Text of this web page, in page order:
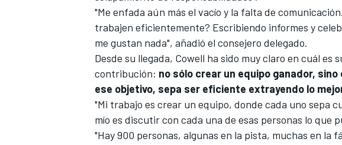
"Me enfada aún más el vacío y la falta de
trabajen eficientemente? Escribiendo informes y
me gustan nada", añadió el consejero delegado.
Desde su llegada, Cowell ha sido muy claro en cuál es
contribución: no sólo crear un equipo ganador,
ese objetivo, sepa ser eficiente extrayendo lo
"Mi trabajo es crear un equipo, donde cada uno sepa
mío es discutir con cada una de esas personas lo que
"Hay 900 personas, algunas en la pista, muchas en la